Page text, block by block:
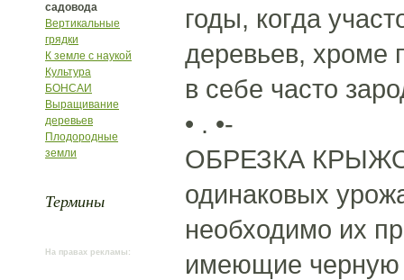
садовода
Вертикальные
грядки
К земле с наукой
Культура
БОНСАИ
Выращивание
деревьев
Плодородные
земли
Термины
На правах рекламы:
годы, когда
деревьев, хроме
в себе часто
• . •-
ОБРЕЗКА
одинаковых
необходимо их
имеющие черную